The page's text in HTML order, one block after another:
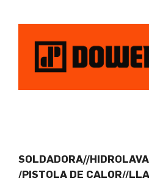
SOLDADORA//
/PISTOLA DE CALOR//